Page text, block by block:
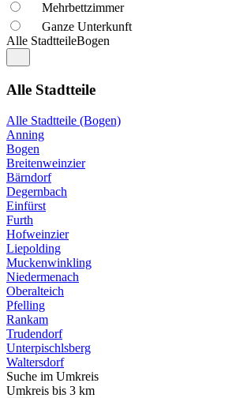
Mehrbettzimmer
Ganze Unterkunft
Alle StadtteileBogen
Alle Stadtteile
Alle Stadtteile (Bogen)
Anning
Bogen
Breitenweinzier
Bärndorf
Degernbach
Einfürst
Furth
Hofweinzier
Liepolding
Muckenwinkling
Niedermenach
Oberalteich
Pfelling
Rankam
Trudendorf
Unterpischlsberg
Waltersdorf
Suche im Umkreis
Umkreis bis 3 km